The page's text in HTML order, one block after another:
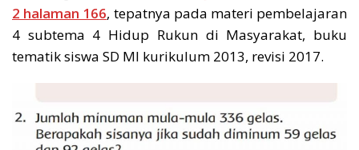
2 halaman 166, tepatnya pada materi pembelajaran
4 subtema 4 Hidup Rukun di Masyarakat, buku
tematik siswa SD MI kurikulum 2013, revisi 2017.